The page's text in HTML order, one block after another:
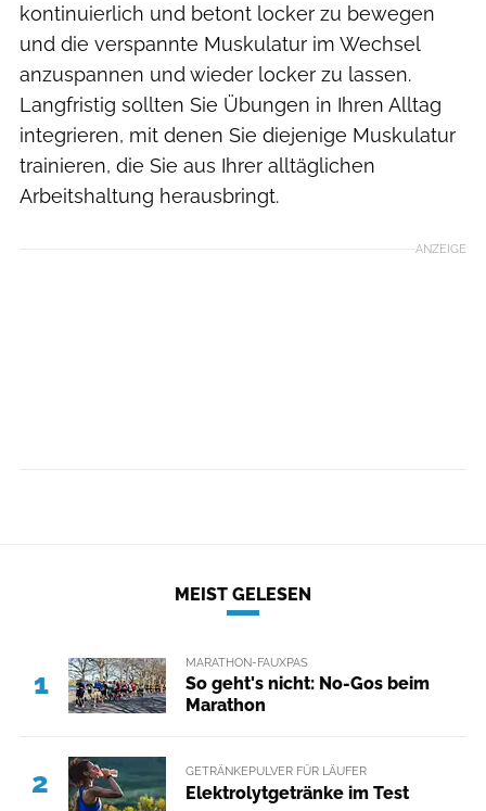
kontinuierlich und betont locker zu bewegen
und die verspannte Muskulatur im Wechsel
anzuspannen und wieder locker zu lassen.
Langfristig sollten Sie Übungen in Ihren Alltag
integrieren, mit denen Sie diejenige Muskulatur
trainieren, die Sie aus Ihrer alltäglichen
Arbeitshaltung herausbringt.
ANZEIGE
MEIST GELESEN
1
MARATHON-FAUXPAS
So geht's nicht: No-Gos beim
Marathon
2 GETRÄNKEPULVER FÜR LÄUFER
Elektrolytgetränke im Test